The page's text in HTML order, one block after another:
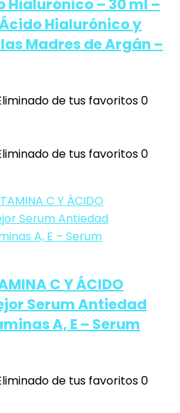
Hialurónico – 30 ml –
Hialurónico y
Madres de Argán –
de tus favoritos0
de tus favoritos0
C Y ÁCIDO
Serum Antiedad
A, E – Serum
de tus favoritos0